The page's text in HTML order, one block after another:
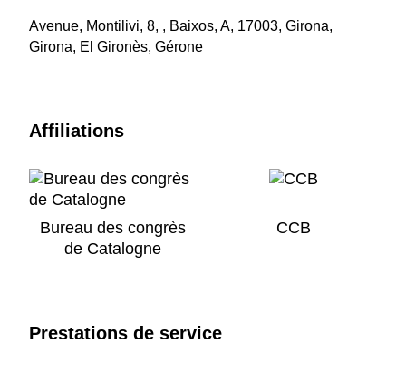
Avenue, Montilivi, 8, , Baixos, A, 17003, Girona,
Girona, El Gironès, Gérone
Affiliations
Bureau des congrès
de Catalogne
CCB
Prestations de service